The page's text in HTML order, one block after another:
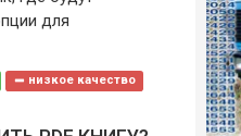
для
низкое качество